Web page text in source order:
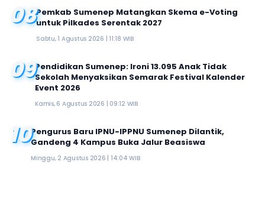
08Pemkab Sumenep Matangkan Skema e-Voting
untuk Pilkades Serentak 2027
Sabtu, 1 Agustus 2026 | 11:18 WIB
09Pendidikan Sumenep: Ironi 13.095 Anak Tidak
Sekolah Menyaksikan Semarak Festival Kalender
Event 2026
Kamis, 6 Agustus 2026 | 09:12 WIB
10Pengurus Baru IPNU-IPPNU Sumenep Dilantik,
Gandeng 4 Kampus Buka Jalur Beasiswa
Minggu, 2 Agustus 2026 | 14:04 WIB